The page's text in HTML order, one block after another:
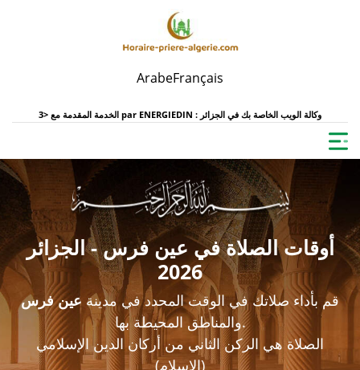
ArabeFrançais
الخدمة المقدمة مع <3 par ENERGIEDIN : وكالة الويب الخاصة بك في الجزائر
أوقات الصلاة في عين فرس - الجزائر
2026
قم بأداء صلاتك في الوقت المحدد في مدينة عين فرس
والمناطق المحيطة بها.
الصلاة هي الركن الثاني من أركان الدين الإسلامي
(الإسلام)